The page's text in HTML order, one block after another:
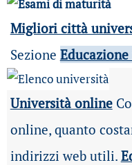
Migliori città
Sezione
Università online
online, quanto
indirizzi web utili.